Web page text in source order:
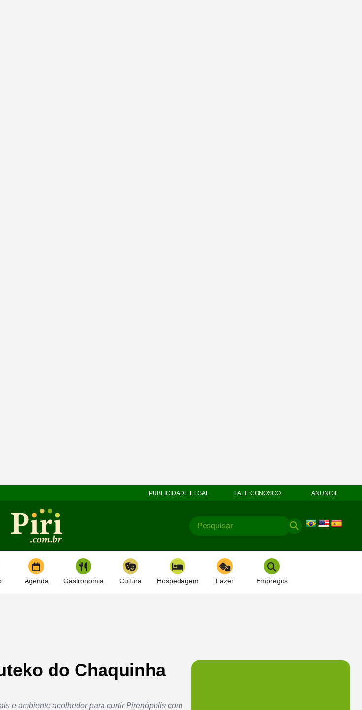
PUBLICIDADE LEGAL FALE CONOSCO ANUNCIE
Agenda Gastronomia Cultura Hospedagem Lazer Empregos
do Chaquinha
e ambiente acolhedor para curtir Pirenópolis com